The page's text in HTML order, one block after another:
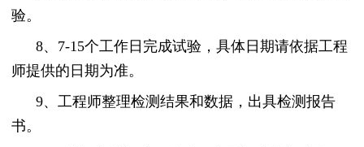
验。
8、7-15个工作日完成试验，具体日期请依据工程
师提供的日期为准。
9、工程师整理检测结果和数据，出具检测报告
书。